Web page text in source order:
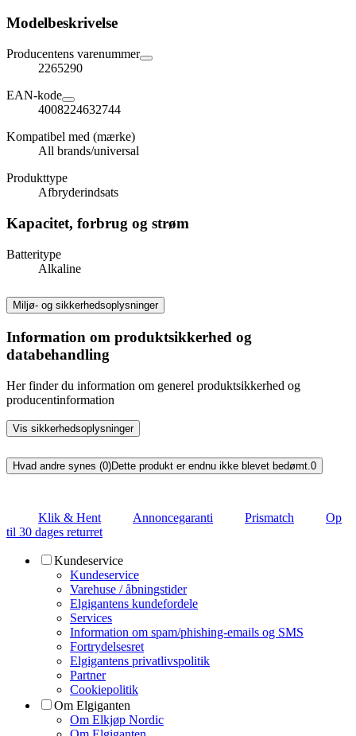
Modelbeskrivelse
Producentens varenummer
2265290
EAN-kode
4008224632744
Kompatibel med (mærke)
All brands/universal
Produkttype
Afbryderindsats
Kapacitet, forbrug og strøm
Batteritype
Alkaline
Miljø- og sikkerhedsoplysninger
Information om produktsikkerhed og
databehandling
Her finder du information om generel produktsikkerhed og
producentinformation
Vis sikkerhedsoplysninger
Hvad andre synes (0)Dette produkt er endnu ikke blevet bedømt.0
Klik & Hent Annoncegaranti Prismatch
Op
til 30 dages returret
Kundeservice
Kundeservice
Varehuse / åbningstider
Elgigantens kundefordele
Services
Information om spam/phishing-emails og SMS
Fortrydelsesret
Elgigantens privatlivspolitik
Partner
Cookiepolitik
Om Elgiganten
Om Elkjøp Nordic